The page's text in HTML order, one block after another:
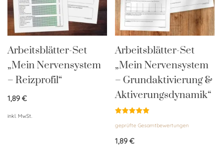
Arbeitsblätter-Set
„Mein Nervensystem
– Reizprofil“
1,89€
inkl. MwSt.
Arbeitsblätter-Set
„Mein Nervensystem
– Grundaktivierung &
Aktiverungsdynamik“
mit
von 5
geprüfte Gesamtbewertungen
1,89€